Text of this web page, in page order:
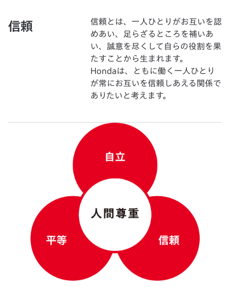
信頼
信頼とは、一人ひとりがお互いを認
めあい、足らざるところを補いあ
い、誠意を尽くして自らの役割を果
たすことから生まれます。
Hondaは、ともに働く一人ひとり
が常にお互いを信頼しあえる関係で
ありたいと考えます。